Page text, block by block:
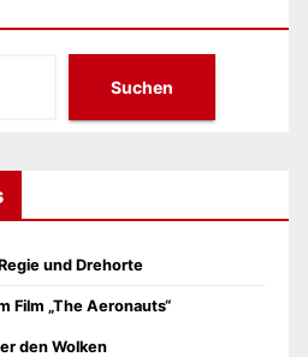
Suchen
und Drehorte
Film „The Aeronauts“
den Wolken